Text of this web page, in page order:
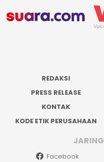
REDAKSI
PRESS RELEASE
KONTAK
KODE ETIK PERUSAHAAN
Facebook